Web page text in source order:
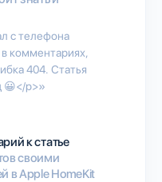
с телефона
комментариях,
404. Статья
😀</p>»
к статье
своими
в Apple HomeKit